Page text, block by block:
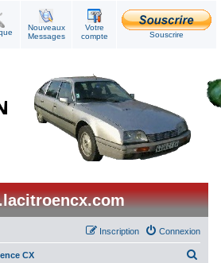
Nouveaux
Messages
Votre
compte
Souscrire
Connexion
Inscription
CX